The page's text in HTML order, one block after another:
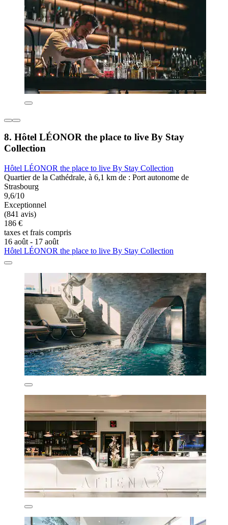
8. Hôtel LÉONOR the place to live By Stay
Collection
Hôtel LÉONOR the place to live By Stay Collection
Quartier de la Cathédrale, à 6,1 km de : Port autonome de
Strasbourg
9,6/10
Exceptionnel
(841 avis)
186 €
taxes et frais compris
16 août - 17 août
Hôtel LÉONOR the place to live By Stay Collection